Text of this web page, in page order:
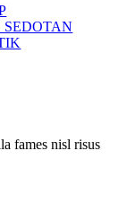
fames nisl risus